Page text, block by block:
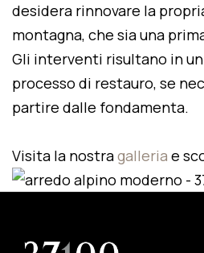
desidera rinnovare la
montagna, che sia una
Gli interventi risultano in
processo di restauro, se
partire dalle fondamenta.
Visita la nostragalleria e